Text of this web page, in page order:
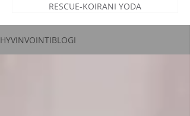
RESCUE-KOIRANI YODA
HYVINVOINTIBLOGI